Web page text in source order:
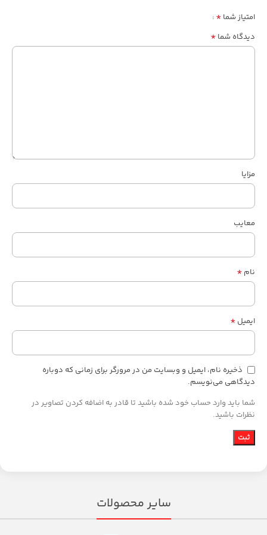
امتیاز شما *
دیدگاه شما *
مزایا
معایب
نام *
ایمیل *
ذخیره نام، ایمیل و وبسایت من در مرورگر برای زمانی که دوباره
دیدگاهی می‌نویسم.
شما باید وارد حساب خود شده باشید تا قادر به اضافه کردن تصاویر در
نظرات باشید.
سایر محصولات